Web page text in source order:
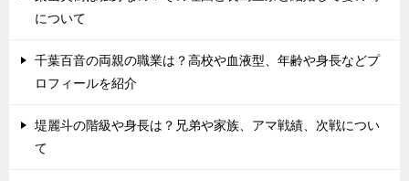
について
千葉百音の両親の職業は？高校や血液型、年齢や身長などプ
ロフィールを紹介
堤麗斗の階級や身長は？兄弟や家族、アマ戦績、次戦につい
て